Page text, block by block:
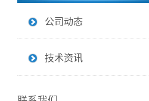
公司动态
技术资讯